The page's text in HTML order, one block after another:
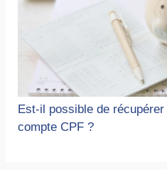
Est-il possible de récupérer
compte CPF ?